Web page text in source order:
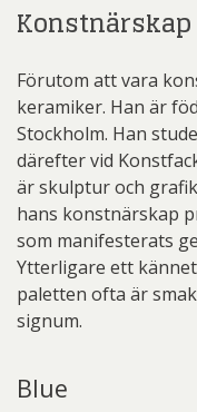
Konstnärskap
Förutom att vara
keramiker. Han är
Stockholm. Han
därefter vid
är skulptur och
hans konstnärskap
som manifesterats
Ytterligare ett
paletten ofta är
signum.
Blue